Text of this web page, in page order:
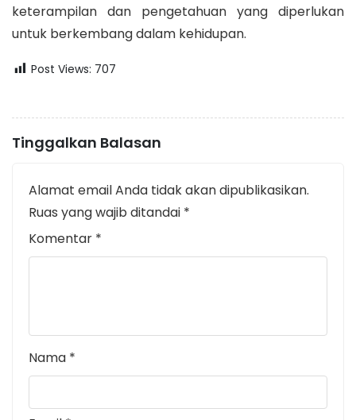
keterampilan dan pengetahuan yang diperlukan
untuk berkembang dalam kehidupan.
Post Views: 707
Tinggalkan Balasan
Alamat email Anda tidak akan dipublikasikan.
Ruas yang wajib ditandai *
Komentar *
Nama *